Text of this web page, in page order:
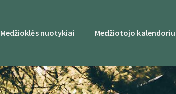
Medžioklės nuotykiai Medžiotojo